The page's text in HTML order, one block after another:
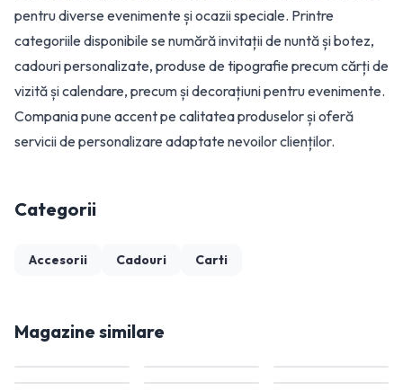
pentru diverse evenimente și ocazii speciale. Printre
categoriile disponibile se numără invitații de nuntă și botez,
cadouri personalizate, produse de tipografie precum cărți de
vizită și calendare, precum și decorațiuni pentru evenimente.
Compania pune accent pe calitatea produselor și oferă
servicii de personalizare adaptate nevoilor clienților.
Categorii
Accesorii Cadouri Carti
Magazine similare